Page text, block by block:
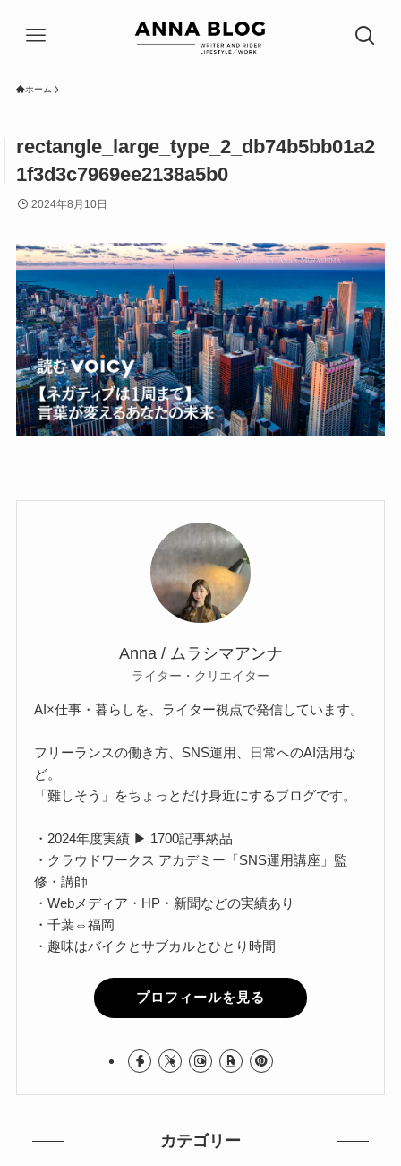
ホーム
rectangle_large_type_2_db74b5bb01a2
1f3d3c7969ee2138a5b0
2024年8月10日
Anna / ムラシマアンナ
ライター・クリエイター
AI×仕事・暮らしを、ライター視点で発信しています。
フリーランスの働き方、SNS運用、日常へのAI活用な
ど。
「難しそう」をちょっとだけ身近にするブログです。
・2024年度実績 ▶ 1700記事納品
・クラウドワークス アカデミー「SNS運用講座」監
修・講師
・Webメディア・HP・新聞などの実績あり
・千葉⇔福岡
・趣味はバイクとサブカルとひとり時間
プロフィールを見る
カテゴリー